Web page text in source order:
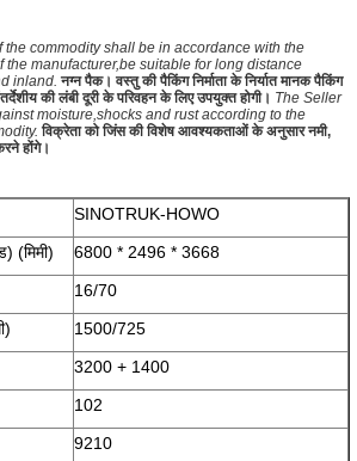
the commodity shall be in accordance with the
the manufacturer,be suitable for long distance
inland. नग्न पैक। वस्तु की पैकिंग निर्माता के निर्यात मानक पैकिंग
की लंबी दूरी के परिवहन के लिए उपयुक्त होगी। The Seller
moisture,shocks and rust according to the
विक्रेता को जिंस की विशेष आवश्यकताओं के अनुसार नमी,
होंगे।
SINOTRUK-HOWO
(मिमी)
6800 * 2496 * 3668
16/70
1500/725
3200 + 1400
102
9210